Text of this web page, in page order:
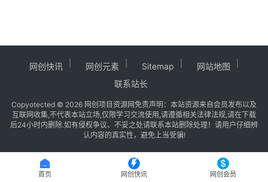
创
业
网创快讯 网创元素 Sitemap
网站地图
联系站长
Copyotected © 2026 网创项目资源网 免责声明：本站资源来自会员发布以及
互联网收集,不代表本站立场,仅限学习交流使用,请遵循相关法律法规,请在下载
后24小时内删除.如有侵权争议、不妥之处请联系本站删除处理！请用户仔细辨
认内容的真实性，避免上当受骗!
首页 网创快讯 网创会员